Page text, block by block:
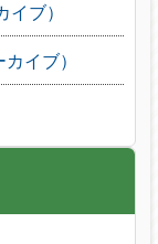
ブ）
イブ）